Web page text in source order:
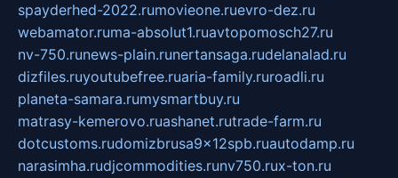
spayderhed-2022.rumovieone.ruevro-dez.ru
webamator.ruma-absolut1.ruavtopomosch27.ru
nv-750.runews-plain.runertansaga.rudelanalad.ru
dizfiles.ruyoutubefree.ruaria-family.ruroadli.ru
planeta-samara.rumysmartbuy.ru
matrasy-kemerovo.ruashanet.rutrade-farm.ru
dotcustoms.rudomizbrusa9x12spb.ruautodamp.ru
narasimha.rudjcommodities.runv750.rux-ton.ru